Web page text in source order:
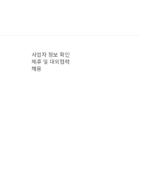
사업자 정보 확인
제휴 및 대외협력
채용